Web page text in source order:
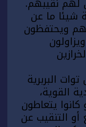
شيئا ما عن
ويحتفظون
البربرية
القوية،
كانوا يتعاطون
أو التنقيب عن